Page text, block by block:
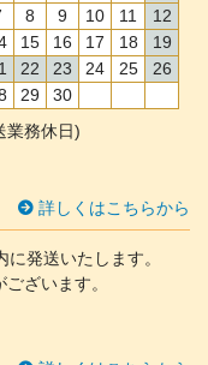
8 9 10 11
12
15 16 17 18
19
22 23 24 25
26
29
30
業務休日)
詳しくはこちらから
発送いたします。
ざいます。